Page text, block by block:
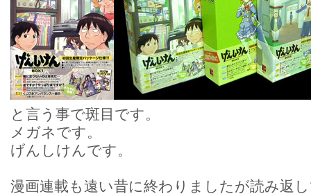
と言う事で斑目です。
メガネです。
げんしけんです。
漫画連載も遠い昔に終わりましたが読み返